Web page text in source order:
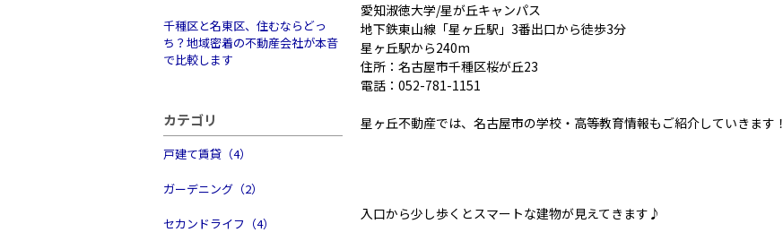
千種区と名東区、住むならどっ
ち？地域密着の不動産会社が本音
で比較します
カテゴリ
戸建て賃貸（4）
ガーデニング（2）
セカンドライフ（4）
愛知淑徳大学/星が丘キャンパス
地下鉄東山線「星ヶ丘駅」3番出口から徒歩3分
星ヶ丘駅から240m
住所：名古屋市千種区桜が丘23
電話： 052-781-1151
星ヶ丘不動産では、名古屋市の学校・高等教育情報もご紹介していきます！
入口から少し歩くとスマートな建物が見えてきます♪